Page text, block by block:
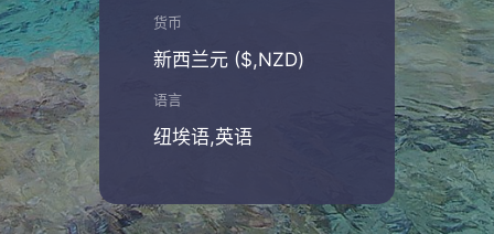
货币
新西兰元 ($,NZD)
语言
纽埃语,英语